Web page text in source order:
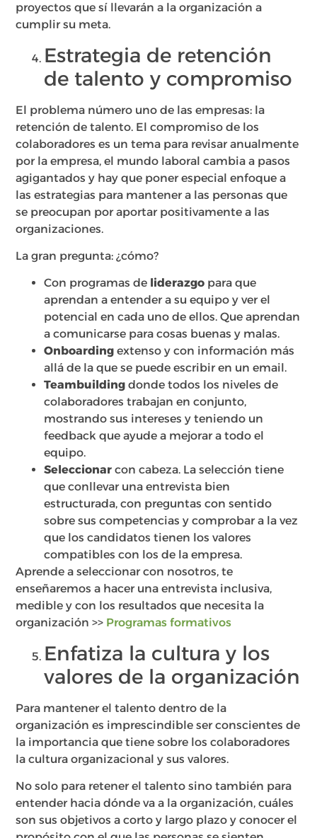
proyectos que sí llevarán a la organización a
cumplir su meta.
Estrategia de retención
de talento y compromiso
El problema número uno de las empresas: la
retención de talento. El compromiso de los
colaboradores es un tema para revisar anualmente
por la empresa, el mundo laboral cambia a pasos
agigantados y hay que poner especial enfoque a
las estrategias para mantener a las personas que
se preocupan por aportar positivamente a las
organizaciones.
La gran pregunta: ¿cómo?
Con programas de liderazgo para que
aprendan a entender a su equipo y ver el
potencial en cada uno de ellos. Que aprendan
a comunicarse para cosas buenas y malas.
Onboarding extenso y con información más
allá de la que se puede escribir en un email.
Teambuilding donde todos los niveles de
colaboradores trabajan en conjunto,
mostrando sus intereses y teniendo un
feedback que ayude a mejorar a todo el
equipo.
Seleccionar con cabeza. La selección tiene
que conllevar una entrevista bien
estructurada, con preguntas con sentido
sobre sus competencias y comprobar a la vez
que los candidatos tienen los valores
compatibles con los de la empresa.
Aprende a seleccionar con nosotros, te
enseñaremos a hacer una entrevista inclusiva,
medible y con los resultados que necesita la
organización >> Programas formativos
Enfatiza la cultura y los
valores de la organización
Para mantener el talento dentro de la
organización es imprescindible ser conscientes de
la importancia que tiene sobre los colaboradores
la cultura organizacional y sus valores.
No solo para retener el talento sino también para
entender hacia dónde va a la organización, cuáles
son sus objetivos a corto y largo plazo y conocer el